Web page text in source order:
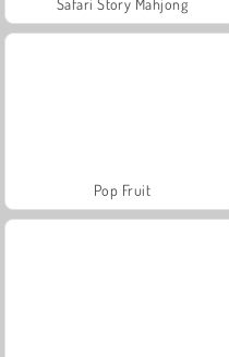
Pop Fruit